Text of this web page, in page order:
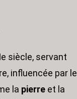
siècle, servant
influencée par le
la pierreet la